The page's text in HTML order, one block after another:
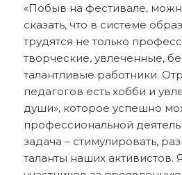
«Побыв на фестивале,
сказать, что в системе
трудятся не только
творческие, увлеченные,
талантливые работники.
педагогов есть хобби и
души», которое успешно
профессиональной
задача – стимулировать,
таланты наших активистов.